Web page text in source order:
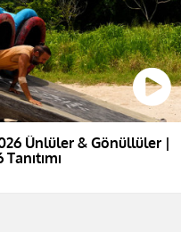
Ünlüler & Gönüllüler |